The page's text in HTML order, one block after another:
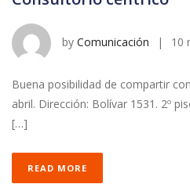
by Comunicación | 10
Buena posibilidad de compartir
abril. Dirección: Bolívar 1531. 2º
[…]
READ MORE